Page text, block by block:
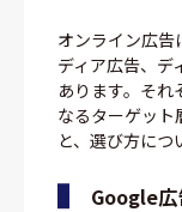
オンライン広告
ディア広告、デ
あります。そ
なるターゲット
と、選び方につ
Google広